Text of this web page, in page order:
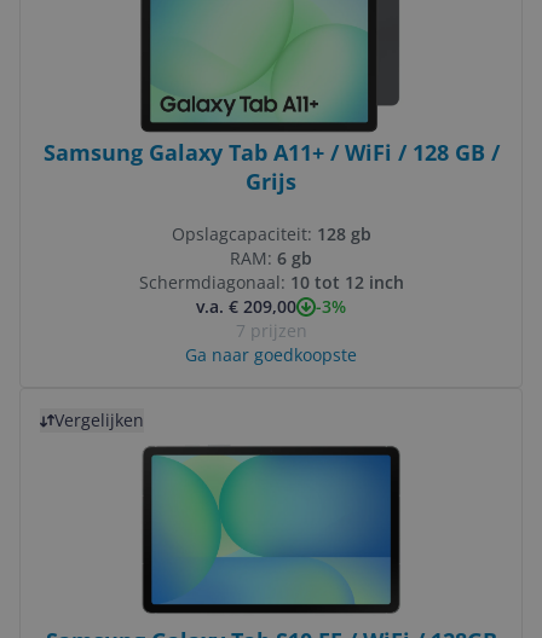
Samsung Galaxy Tab A11+ / WiFi / 128 GB /
Grijs
Opslagcapaciteit: 128 gb
RAM: 6 gb
Schermdiagonaal: 10 tot 12 inch
v.a. € 209,00
-3%
7 prijzen
Ga naar goedkoopste
Vergelijken